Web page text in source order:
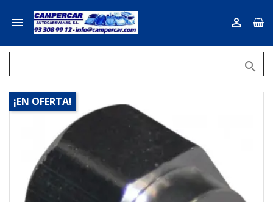
 

¡EN OFERTA!